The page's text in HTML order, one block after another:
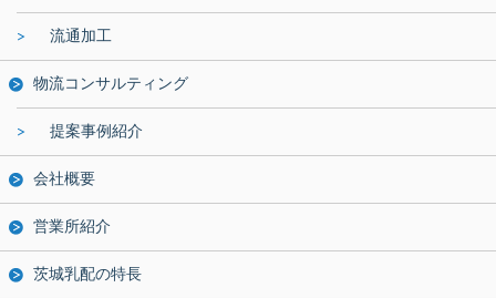
流通加工
物流コンサルティング
提案事例紹介
会社概要
営業所紹介
茨城乳配の特長